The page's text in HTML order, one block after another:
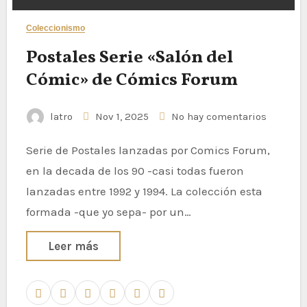
Coleccionismo
Postales Serie «Salón del
Cómic» de Cómics Forum
latro Nov 1, 2025 No hay comentarios
Serie de Postales lanzadas por Comics Forum,
en la decada de los 90 -casi todas fueron
lanzadas entre 1992 y 1994. La colección esta
formada -que yo sepa- por un…
Leer más